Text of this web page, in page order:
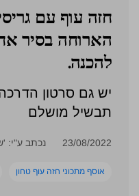
חזה עוף עם
הארוחה בסיר
להכנה.
יש גם סרטון
תבשיל מושלם
23/08/2022 נכתב ע"י:
אוסף מתכוני חזה עוף טחון